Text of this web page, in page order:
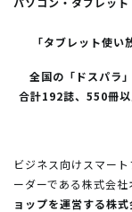
「タブレット使
全国の「ドスパラ
合計192誌、550冊
ビジネス向けスマー
ーダーである株式会
ョップを運営する株